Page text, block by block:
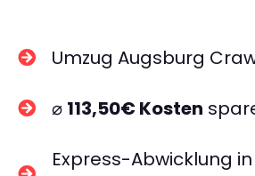
Umzug Augsburg
⌀ 113,50€ Kosten
Express-Abwicklung in